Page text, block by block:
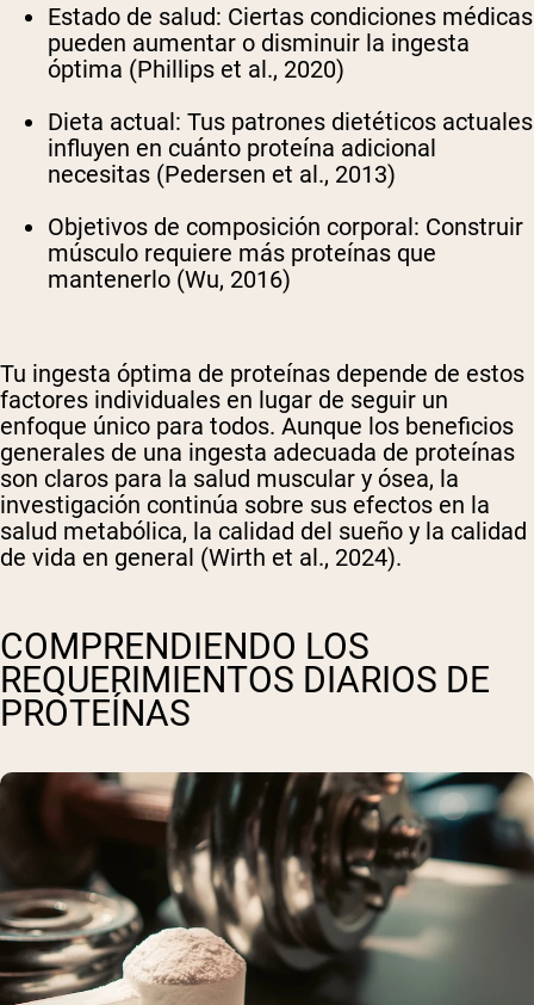
Estado de salud: Ciertas condiciones médicas
pueden aumentar o disminuir la ingesta
óptima (Phillips et al., 2020)
Dieta actual: Tus patrones dietéticos actuales
influyen en cuánto proteína adicional
necesitas (Pedersen et al., 2013)
Objetivos de composición corporal: Construir
músculo requiere más proteínas que
mantenerlo (Wu, 2016)
Tu ingesta óptima de proteínas depende de estos
factores individuales en lugar de seguir un
enfoque único para todos. Aunque los beneficios
generales de una ingesta adecuada de proteínas
son claros para la salud muscular y ósea, la
investigación continúa sobre sus efectos en la
salud metabólica, la calidad del sueño y la calidad
de vida en general (Wirth et al., 2024).
COMPRENDIENDO LOS
REQUERIMIENTOS DIARIOS DE
PROTEÍNAS